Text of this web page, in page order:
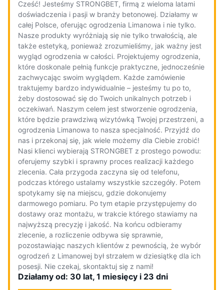
Cześć! Jesteśmy STRONGBET, firmą z wieloma latami
doświadczenia i pasji w branży betonowej. Działamy w
całej Polsce, oferując ogrodzenia Limanowa i nie tylko.
Nasze produkty wyróżniają się nie tylko trwałością, ale
także estetyką, ponieważ zrozumieliśmy, jak ważny jest
wygląd ogrodzenia w całości. Projektujemy ogrodzenia,
które doskonale pełnią funkcje praktyczne, jednocześnie
zachwycając swoim wyglądem. Każde zamówienie
traktujemy bardzo indywidualnie – jesteśmy tu po to,
żeby dostosować się do Twoich unikalnych potrzeb i
oczekiwań. Naszym celem jest stworzenie ogrodzenia,
które będzie prawdziwą wizytówką Twojej przestrzeni, a
ogrodzenia Limanowa to nasza specjalność. Przyjdź do
nas i przekonaj się, jak wiele możemy dla Ciebie zrobić!
Nasi klienci wybierają STRONGBET z prostego powodu:
oferujemy szybki i sprawny proces realizacji każdego
zlecenia. Cała przygoda zaczyna się od telefonu,
podczas którego ustalamy wszystkie szczegóły. Potem
spotykamy się na miejscu, gdzie dokonujemy
darmowego pomiaru. Po tym etapie przystępujemy do
dostawy oraz montażu, w trakcie którego stawiamy na
najwyższą precyzję i jakość. Na końcu odbieramy
zlecenie, a rozliczenie odbywa się sprawnie,
pozostawiając naszych klientów z pewnością, że wybór
ogrodzeń z Limanowej był strzałem w dziesiątkę dla ich
posesji. Nie czekaj, skontaktuj się z nami!
Działamy od: 30 lat, 1 miesięcy i 23 dni